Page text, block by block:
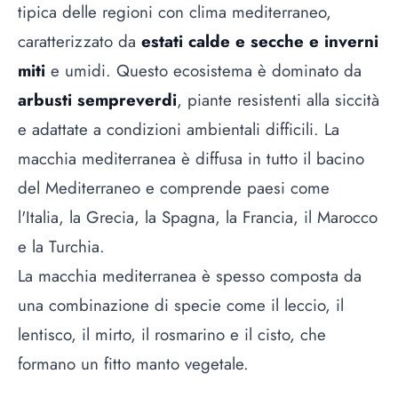
tipica delle regioni con clima mediterraneo,
caratterizzato da estati calde e secche e inverni
miti e umidi. Questo ecosistema è dominato da
arbusti sempreverdi, piante resistenti alla siccità
e adattate a condizioni ambientali difficili. La
macchia mediterranea è diffusa in tutto il bacino
del Mediterraneo e comprende paesi come
l'Italia, la Grecia, la Spagna, la Francia, il Marocco
e la Turchia.
La macchia mediterranea è spesso composta da
una combinazione di specie come il leccio, il
lentisco, il mirto, il rosmarino e il cisto, che
formano un fitto manto vegetale.